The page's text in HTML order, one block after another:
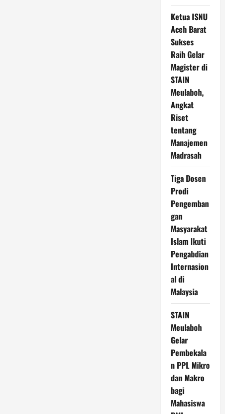
Ketua ISNU
Aceh Barat
Sukses
Raih Gelar
Magister di
STAIN
Meulaboh,
Angkat
Riset
tentang
Manajemen
Madrasah
Tiga Dosen
Prodi
Pengemban
gan
Masyarakat
Islam Ikuti
Pengabdian
Internasion
al di
Malaysia
STAIN
Meulaboh
Gelar
Pembekala
n PPL Mikro
dan Makro
bagi
Mahasiswa